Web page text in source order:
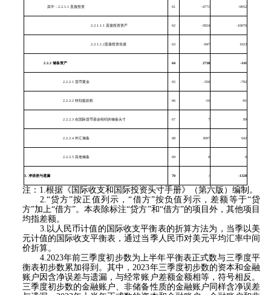
其中：2.2.1.1直接投资 61 -4771 -9052
2.2.1.1.1 直接投资资产 62 -3924 -10076
2.2.1.1.2直接投资负债 63 -847 1023
2.2.2储备资产 64 2738 -141
2.2.2.1 货币黄金 65 -350 -792
2.2.2.2 特别提款权 66 -16 -81
2.2.2.3 在国际货币基金组织的储备头寸 67 7 89
2.2.2.4 外汇储备 68 3097 642
2.2.2.5 其他储备 69 0 0
3.净误差与遗漏 70 / -1328
注：1.根据《国际收支和国际投资头寸手册》（第六版）编制。
2.“贷方”按正值列示，“借方”按负值列示，差额等于“贷
方”加上“借方”。本表除标注“贷方”和“借方”的项目外，其他项目
均指差额。
3.以人民币计值的国际收支平衡表的折算方法为，当季以美
元计值的国际收支平衡表，通过当季人民币对美元平均汇率中间
价折算。
4.2023年前三季度初步数为上半年平衡表正式数与三季度平
衡表初步数累加得到。其中，2023年三季度初步数的资本和金融
账户因含净误差与遗漏，与经常账户差额金额相等，符号相反。
三季度初步数的金融账户、非储备性质的金融账户同样含净误差